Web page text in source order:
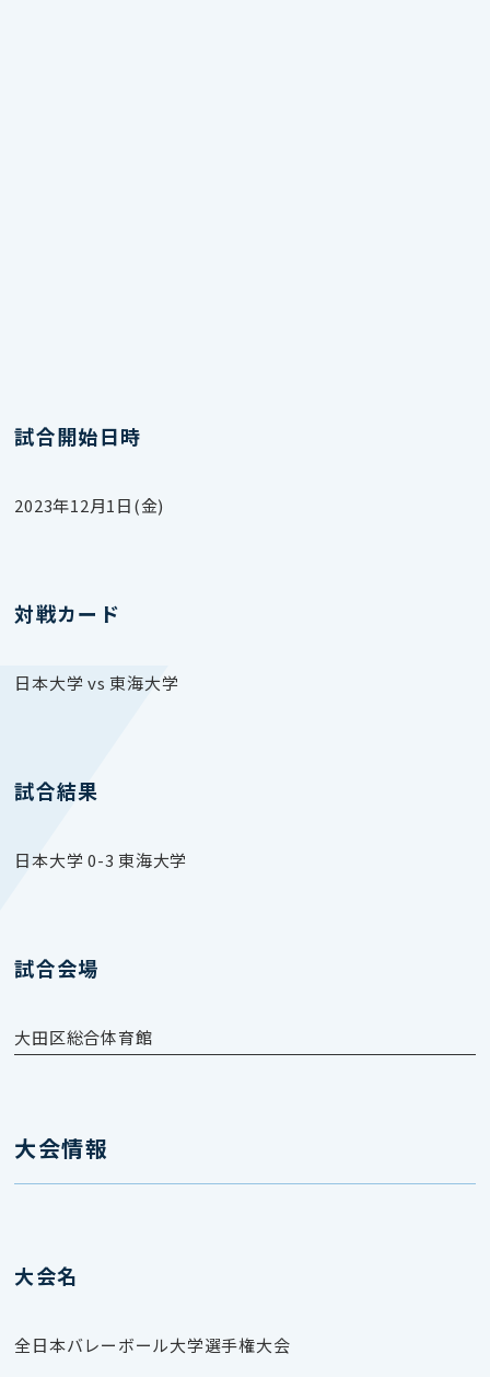
試合開始日時
2023年12月1日(金)
対戦カード
日本大学 vs 東海大学
試合結果
日本大学 0-3 東海大学
試合会場
大田区総合体育館
大会情報
大会名
全日本バレーボール大学選手権大会